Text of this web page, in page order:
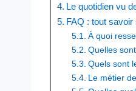
Le quotidien vu
FAQ : tout savoir
À quoi
Quelles
Quels sont
Le métier